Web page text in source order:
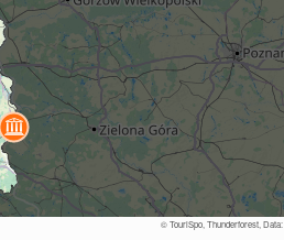
© TouriSpo, Thunderforest, Data: